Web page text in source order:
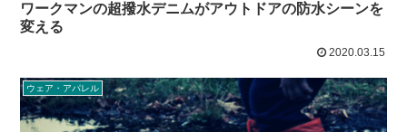
ワークマンの超撥水デニムがアウトドアの防水シーンを
変える
2020.03.15
ウェア・アパレル